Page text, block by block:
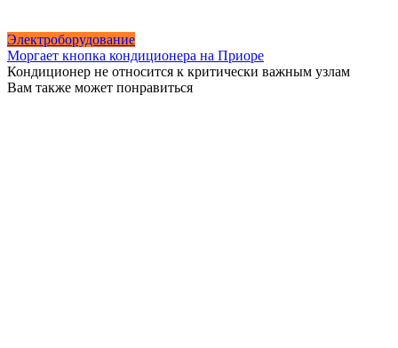
Электроборудование
Моргает кнопка кондиционера на Приоре
Кондиционер не относится к критически важным узлам
Вам также может понравиться